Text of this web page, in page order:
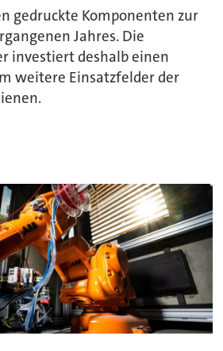
gedruckte Komponenten zur
Jahres. Die
investiert deshalb einen
weitere Einsatzfelder der